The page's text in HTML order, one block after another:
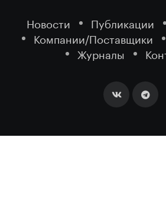
Новости Публикации
Компании/Поставщики
Журналы